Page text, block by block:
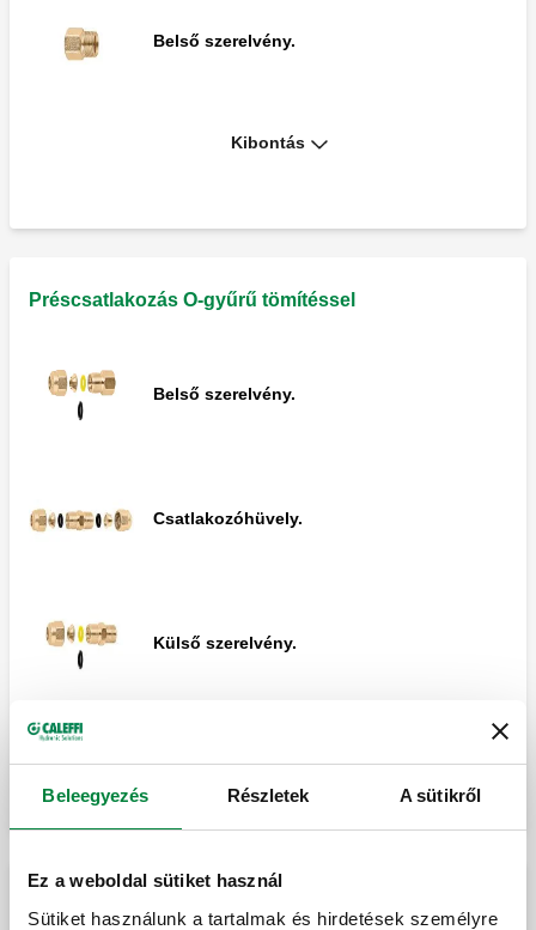
Beleegyezés Részletek A sütikről
Ez a weboldal sütiket használ
Sütiket használunk a tartalmak és hirdetések személyre
Belső szerelvény.
Könyök szerelvény.
Oldalsó külső T-darab.
Középső T-darab.
Kibontás
Préscsatlakozás O-gyűrű tömítéssel
Belső szerelvény.
Csatlakozóhüvely.
Külső szerelvény.
Könyök szerelvény.
Külső könyök szerelvény.